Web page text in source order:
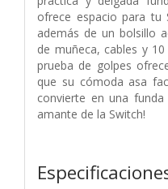
ofrece espacio para tu
además de un bolsillo
de muñeca, cables y
prueba de golpes
que su cómoda asa
convierte en una funda
amante de la Switch!